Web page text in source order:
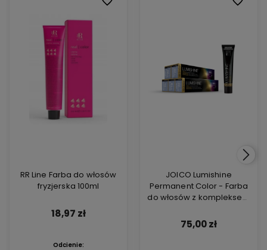
RR Line Farba do włosów
fryzjerska 100ml
18,97 zł
Odcienie:
JOICO Lumishine
Permanent Color - Farba
do włosów z kompleksem
włosy 74ml
75,00 zł